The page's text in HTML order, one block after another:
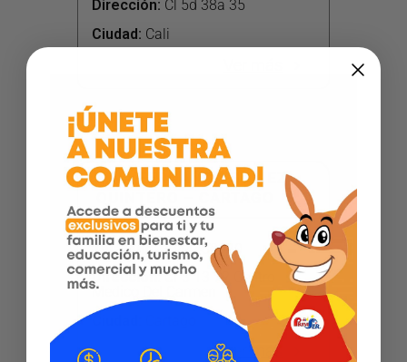
Dirección: Cl 5d 38a 35
Ciudad: Cali
LINA FERNANDA GOMEZ
Teléfono:3044480980
Dirección:Cr 3 13 72 Centro
Medico Del Carmen
Ciudad:
Ver más